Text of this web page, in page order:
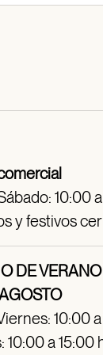
10:00
y festivos
DE
10:00
10:00 a 15:00